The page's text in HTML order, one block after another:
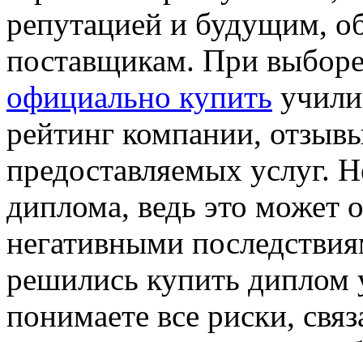
репутацией и будущим,
поставщикам. При
официально купить
рейтинг компании,
предоставляемых услуг.
диплома, ведь это может
негативными
решились купить диплом
понимаете все риски,